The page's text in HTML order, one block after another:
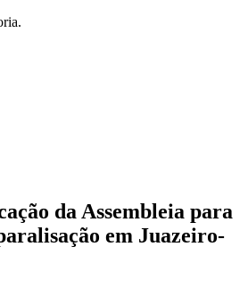
da Assembleia para
em Juazeiro-